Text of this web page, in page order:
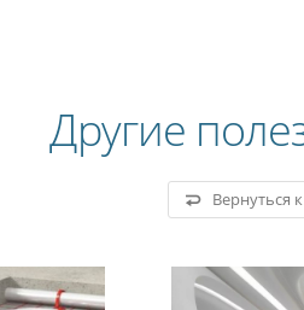
Другие
Вернуться